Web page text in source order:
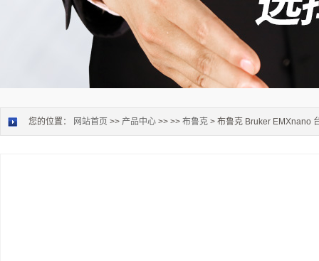
您的位置： 网站首页 >> 产品中心 >> >> 布鲁克 > 布鲁克 Bruker EMXnano